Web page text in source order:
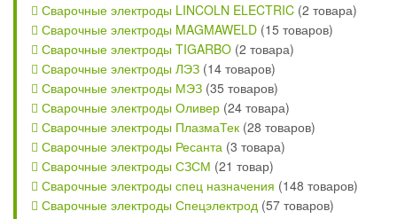
Сварочные электроды LINCOLN ELECTRIC (2 товара)
Сварочные электроды MAGMAWELD (15 товаров)
Сварочные электроды TIGARBO (2 товара)
Сварочные электроды ЛЭЗ (14 товаров)
Сварочные электроды МЭЗ (35 товаров)
Сварочные электроды Оливер (24 товара)
Сварочные электроды ПлазмаТек (28 товаров)
Сварочные электроды Ресанта (3 товара)
Сварочные электроды СЗСМ (21 товар)
Сварочные электроды спец назначения (148 товаров)
Сварочные электроды Спецэлектрод (57 товаров)